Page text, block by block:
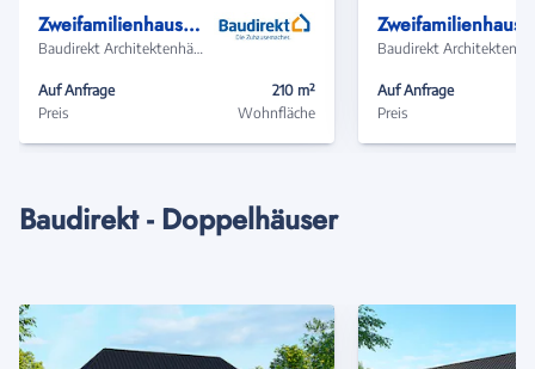
Zweifamilienhaus ZH210 Basis
Baudirekt Architektenhäuser
Auf Anfrage
Preis
210 m²
Wohnfläche
Auf Anfrage
Preis
Baudirekt - Doppelhäuser